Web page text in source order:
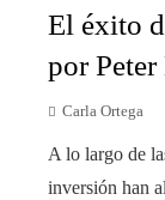
El éxito
por
Carla Ortega
A lo largo de
inversión han